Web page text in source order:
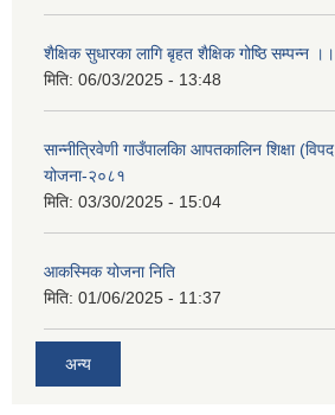
शैक्षिक सुधारका लागि बृहत शैक्षिक गोष्ठि सम्पन्न ।।
मिति: 06/03/2025 - 13:48
सान्नीत्रिवेणी गाउँपालकिा आपतकालिन शिक्षा
योजना-२०८१
मिति: 03/30/2025 - 15:04
आकस्मिक योजना निति
मिति: 01/06/2025 - 11:37
अन्य